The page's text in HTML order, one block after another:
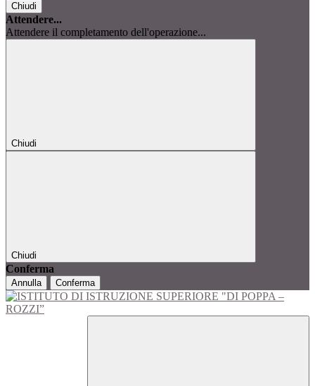
Chiudi
Attendere...
Attendere il completamento dell'operazione...
Chiudi
Chiudi
Conferma
Annulla Conferma